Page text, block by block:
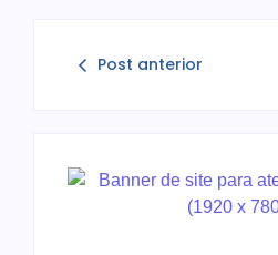
Post anterior